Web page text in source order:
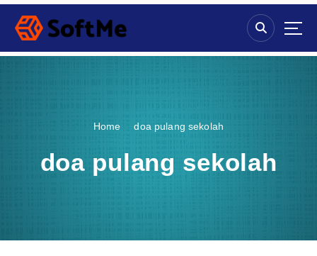
S
p
Home doa pulang sekolah
doa pulang sekolah